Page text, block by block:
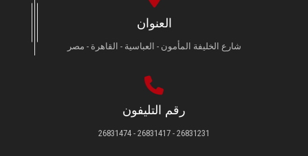
العنوان
شارع الخليفة المأمون - العباسية - القاهرة - مصر
رقم التليفون
26831231 - 26831417 - 26831474